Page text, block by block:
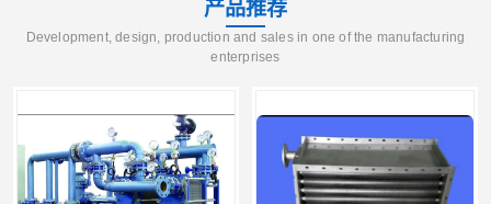
产品推荐
Development, design, production and sales in one of the manufacturing
enterprises